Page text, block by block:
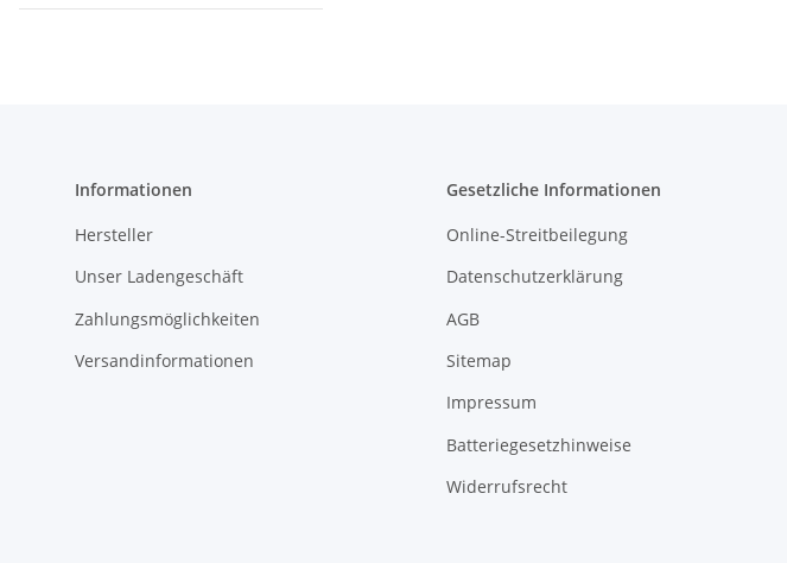
Informationen
Hersteller
Unser Ladengeschäft
Zahlungsmöglichkeiten
Versandinformationen
Gesetzliche Informationen
Online-Streitbeilegung
Datenschutzerklärung
AGB
Sitemap
Impressum
Batteriegesetzhinweise
Widerrufsrecht